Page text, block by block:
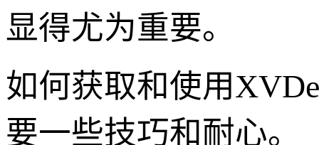
显得尤为重要。
如何获取和使用
要一些技巧和耐心。